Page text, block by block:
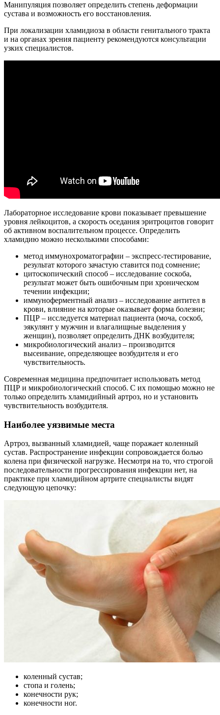
Манипуляция позволяет определить степень деформации
сустава и возможность его восстановления.
При локализации хламидиоза в области генитального тракта
и на органах зрения пациенту рекомендуются консультации
узких специалистов.
Лабораторное исследование крови показывает превышение
уровня лейкоцитов, а скорость оседания эритроцитов говорит
об активном воспалительном процессе. Определить
хламидию можно несколькими способами:
метод иммунохроматографии – экспресс-тестирование,
результат которого зачастую ставится под сомнение;
цитоскопический способ – исследование соскоба,
результат может быть ошибочным при хроническом
течении инфекции;
иммуноферментный анализ – исследование антител в
крови, влияние на которые оказывает форма болезни;
ПЦР – исследуется материал пациента (моча, соскоб,
эякулянт у мужчин и влагалищные выделения у
женщин), позволяет определить ДНК возбудителя;
микробиологический анализ – производится
высеивание, определяющее возбудителя и его
чувствительность.
Современная медицина предпочитает использовать метод
ПЦР и микробиологический способ. С их помощью можно не
только определить хламидийный артроз, но и установить
чувствительность возбудителя.
Наиболее уязвимые места
Артроз, вызванный хламидией, чаще поражает коленный
сустав. Распространение инфекции сопровождается болью
колена при физической нагрузке. Несмотря на то, что строгой
последовательности прогрессирования инфекции нет, на
практике при хламидийном артрите специалисты видят
следующую цепочку:
коленный сустав;
стопа и голень;
конечности рук;
конечности ног.